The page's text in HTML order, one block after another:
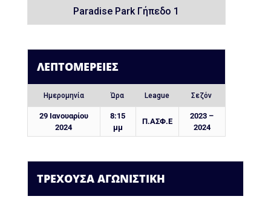
Paradise Park Γήπεδο 1
ΛΕΠΤΟΜΈΡΕΙΕΣ
Ημερομηνία Ώρα League Σεζόν
29 Ιανουαρίου
2024
8:15
μμ
Π.ΑΣΦ.Ε
2023 –
2024
ΤΡΕΧΟΥΣΑ ΑΓΩΝΙΣΤΙΚΗ